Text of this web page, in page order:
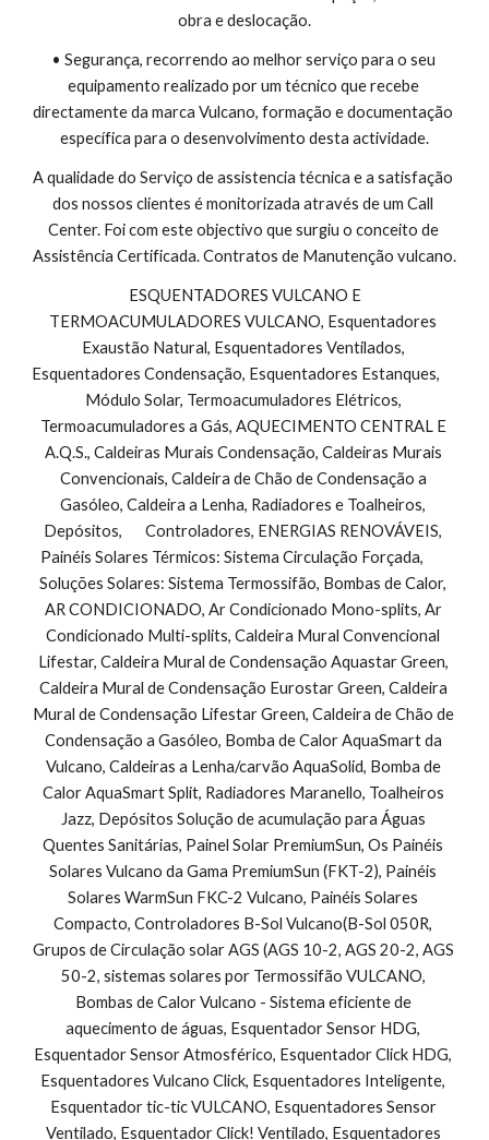
obra e deslocação.
• Segurança, recorrendo ao melhor serviço para o seu
equipamento realizado por um técnico que recebe
directamente da marca Vulcano, formação e documentação
específica para o desenvolvimento desta actividade.
A qualidade do Serviço de assistencia técnica e a satisfação
dos nossos clientes é monitorizada através de um Call
Center. Foi com este objectivo que surgiu o conceito de
Assistência Certificada. Contratos de Manutenção vulcano.
TERMOACUMULADORES VULCANO, Esquentadores
Exaustão Natural, Esquentadores Ventilados,
Esquentadores Condensação, Esquentadores Estanques,
Módulo Solar, Termoacumuladores Elétricos,
Termoacumuladores a Gás, AQUECIMENTO CENTRAL E
A.Q.S., Caldeiras Murais Condensação, Caldeiras Murais
Convencionais, Caldeira de Chão de Condensação a
Gasóleo, Caldeira a Lenha, Radiadores e Toalheiros,
Depósitos,       Controladores, ENERGIAS RENOVÁVEIS,
Painéis Solares Térmicos: Sistema Circulação Forçada,
Soluções Solares: Sistema Termossifão, Bombas de Calor,
AR CONDICIONADO, Ar Condicionado Mono-splits, Ar
Condicionado Multi-splits, Caldeira Mural Convencional
Lifestar, Caldeira Mural de Condensação Aquastar Green,
Caldeira Mural de Condensação Eurostar Green, Caldeira
Mural de Condensação Lifestar Green, Caldeira de Chão de
Condensação a Gasóleo, Bomba de Calor AquaSmart da
Vulcano, Caldeiras a Lenha/carvão AquaSolid, Bomba de
Calor AquaSmart Split, Radiadores Maranello, Toalheiros
Jazz, Depósitos Solução de acumulação para Águas
Quentes Sanitárias, Painel Solar PremiumSun, Os Painéis
Solares Vulcano da Gama PremiumSun (FKT-2), Painéis
Solares WarmSun FKC-2 Vulcano, Painéis Solares
Compacto, Controladores B-Sol Vulcano(B-Sol 050R,
Grupos de Circulação solar AGS (AGS 10-2, AGS 20-2, AGS
50-2, sistemas solares por Termossifão VULCANO,
Bombas de Calor Vulcano - Sistema eficiente de
aquecimento de águas, Esquentador Sensor HDG,
Esquentador Sensor Atmosférico, Esquentador Click HDG,
Esquentadores Vulcano Click, Esquentadores Inteligente,
Esquentador tic-tic VULCANO, Esquentadores Sensor
Ventilado, Esquentador Click! Ventilado, Esquentadores